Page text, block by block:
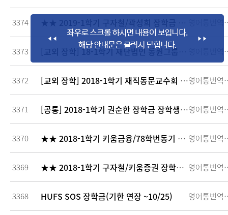
3374 영
3373 영
3372 [교외 장학] 2018-1학기 재직동문교수회 장학생 모집 영
3371 [공통] 2018-1학기 권순한 장학금 장학생 모집안내 영
3370 ★★ 2018-1학기 키움금융/78학번동기 장학금 선발 안내 ★★ 영
3369 ★★ 2018-1학기 구자철/키움증권 장학금 선발 안내 ★★ 영
3368 HUFS SOS 장학금(기한 연장 ~10/25) 영